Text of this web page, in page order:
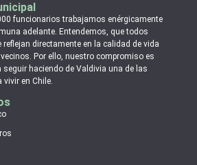
funcionarios trabajamos enérgicamente
adelante. Entendemos, que todos
directamente en la calidad de vida
Por ello, nuestro compromiso es
seguir haciendo de Valdivia una de las
vivir en Chile.